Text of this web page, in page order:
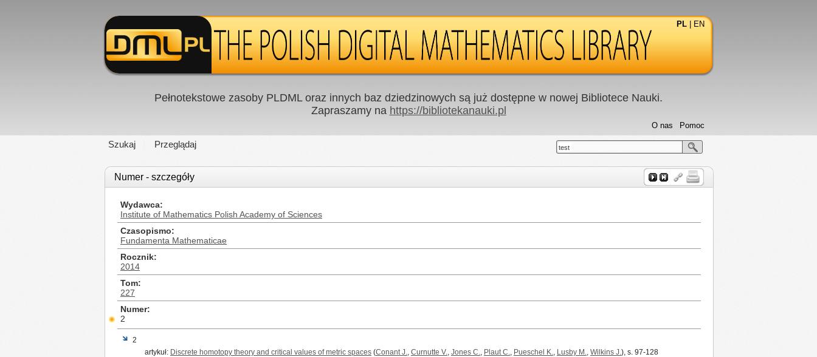
PL EN
Pełnotekstowe zasoby PLDML oraz innych baz dziedzinowych są już dostępne w nowej Bibliotece Nauki.
Zapraszamy na https://bibliotekanauki.pl
Szukaj Przeglądaj
Pomoc
O nas
test
Numer - szczegóły
Wydawca
Institute of Mathematics Polish Academy of Sciences
Czasopismo
Fundamenta Mathematicae
Rocznik
2014
Tom
227
Numer
2
2
artykuł: Discrete homotopy theory and critical values of metric spaces (Conant J., Curnutte V., Jones C., Plaut C., Pueschel K., Lusby M., Wilkins J.), s. 97-128